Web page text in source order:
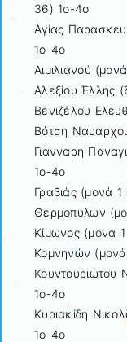
36) 1ο-4ο
Αγίας
1ο-4ο
Αιμιλιανού
Αλεξίου Έλλης
Βενιζέλου
Βότση
Γιάνναρη
1ο-4ο
Γραβιάς (μονά
Θερμοπυλών
Κίμωνος (μονά
Κομνηνών
1ο-4ο
Κυριακίδη
1ο-4ο